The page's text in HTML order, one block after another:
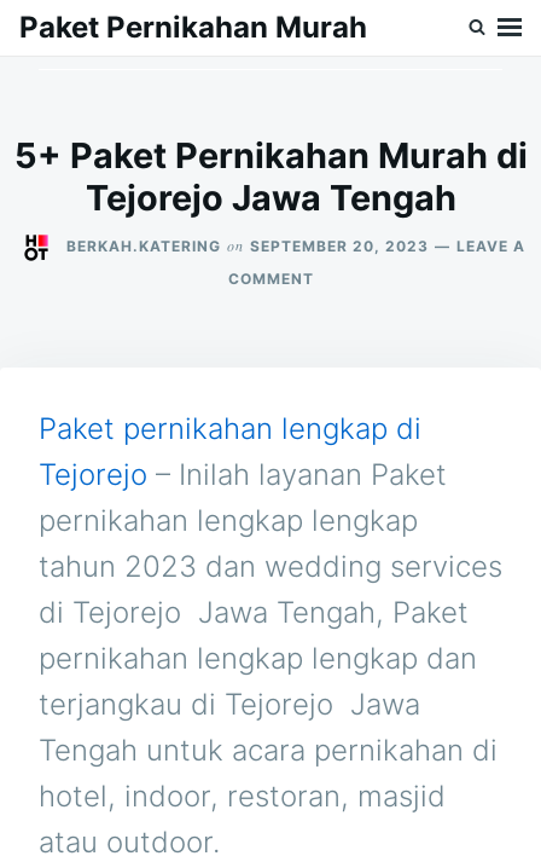
SkipSearch
Paket Pernikahan Murah
5+ Paket Pernikahan Murah di
Tejorejo Jawa Tengah
BERKAH.KATERING on SEPTEMBER 20, 2023
LEAVE A
COMMENTON
TEJOREJO
JAWA
TENGAH
Paket pernikahan lengkap di
Tejorejo – Inilah layanan Paket
pernikahan lengkap lengkap
tahun 2023 dan wedding services
di Tejorejo  Jawa Tengah, Paket
pernikahan lengkap lengkap dan
terjangkau di Tejorejo  Jawa
Tengah untuk acara pernikahan di
hotel, indoor, restoran, masjid
atau outdoor.